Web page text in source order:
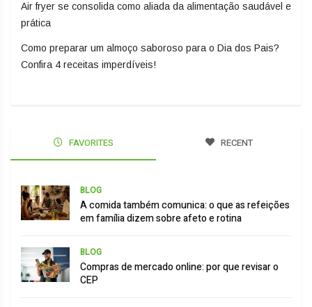
Air fryer se consolida como aliada da alimentação saudável e
prática
Como preparar um almoço saboroso para o Dia dos Pais?
Confira 4 receitas imperdíveis!
FAVORITES RECENT
BLOG
A comida também comunica: o que as refeições
em família dizem sobre afeto e rotina
BLOG
Compras de mercado online: por que revisar o
CEP